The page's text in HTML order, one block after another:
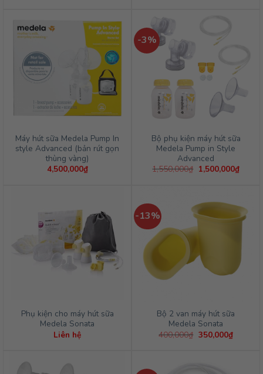
Máy hút sữa Medela Pump In
style Advanced (bản rút gọn
thùng vàng)
4,500,000₫
-3%
Bộ phụ kiện máy hút sữa
Medela Pump in Style
Advanced
1,550,000₫ Giá
gốc
1,500,000₫Giá
hiện
Phụ kiện cho máy hút sữa
Medela Sonata
Liên hệ
-13%
Bộ 2 van máy hút sữa
Medela Sonata
400,000₫ Giá
350,000₫Giá
hiện